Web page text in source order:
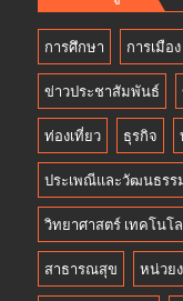
การศึกษา การเมือง
ข่าวประชาสัมพันธ์
ท่องเที่ยว ธุรกิจ
ประเพณีและวัฒนธรร
วิทยาศาสตร์ เทคโนโ
สาธารณสุข หน่วย